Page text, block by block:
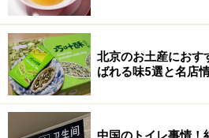
北京のお土産におす
ばれる味5選と名店